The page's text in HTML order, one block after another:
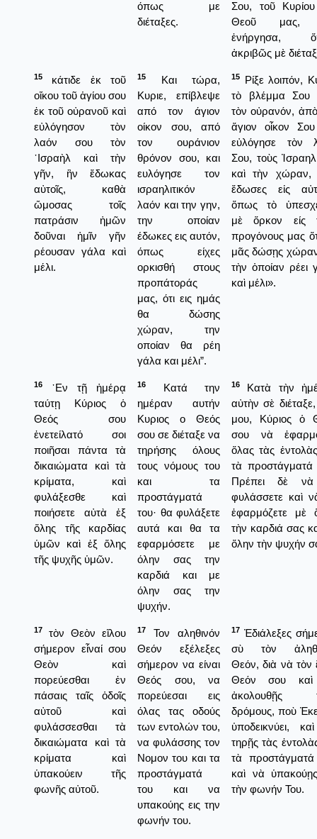
όπως με
διέταξες.
Σου, τοῦ
Θεοῦ μας,
ἐνήργησα,
ἀκριβῶς μὲ
15
κάτιδε ἐκ τοῦ
οἴκου τοῦ ἁγίου σου
ἐκ τοῦ οὐρανοῦ καὶ
εὐλόγησον τὸν
λαόν σου τὸν
᾿Ισραὴλ καὶ τὴν
γῆν, ἣν ἔδωκας
αὐτοῖς, καθὰ
ὤμοσας τοῖς
πατράσιν ἡμῶν
δοῦναι ἡμῖν γῆν
ρέουσαν γάλα καὶ
μέλι.
15
Και τώρα,
Κυριε, επίβλεψε
από τον άγιον
οίκον σου, από
τον ουράνιον
θρόνον σου, και
ευλόγησε τον
ισραηλιτικόν
λαόν και την γην,
την οποίαν
έδωκες εις αυτόν,
όπως είχες
ορκισθή στους
προπάτοράς
μας, ότι εις ημάς
θα δώσης
χώραν, την
οποίαν θα ρέη
γάλα και μέλι”.
15
Ρίξε λοιπόν,
τὸ βλέμμα Σου
τὸν οὐρανόν,
ἅγιον οἶκον
εὐλόγησε τὸν
Σου, τοὺς
καὶ τὴν χώραν,
ἔδωσες εἰς
ὅπως τὸ
μὲ ὅρκον είς
προγόνους μας
μᾶς δώσῃς
τὴν ὁποίαν ρέει
καὶ μέλι».
16
᾿Εν τῇ ἡμέρᾳ
ταύτῃ Κύριος ὁ
Θεός σου
ἐνετείλατό σοι
ποιῆσαι πάντα τὰ
δικαιώματα καὶ τὰ
κρίματα, καὶ
φυλάξεσθε καὶ
ποιήσετε αὐτὰ ἐξ
ὅλης τῆς καρδίας
ὑμῶν καὶ ἐξ ὅλης
τῆς ψυχῆς ὑμῶν.
16
Κατά την
ημέραν αυτήν
Κυριος ο Θεός
σου σε διέταξε να
τηρήσης όλους
τους νόμους του
και τα
προστάγματά
του· θα φυλάξετε
αυτά και θα τα
εφαρμόσετε με
όλην σας την
καρδιά και με
όλην σας την
ψυχήν.
16
Κατὰ τὴν
αὐτὴν σὲ
μου, Κύριος ὁ
σου νὰ
ὅλας τὰς
τὰ προστάγματά
Πρέπει δὲ
φυλάσσετε καὶ
ἐφαρμόζετε μὲ
τὴν καρδιά σας
ὅλην τὴν ψυχήν
17
τὸν Θεὸν εἵλου
σήμερον εἶναί σου
Θεὸν καὶ
πορεύεσθαι ἐν
πάσαις ταῖς ὁδοῖς
αὐτοῦ καὶ
φυλάσσεσθαι τὰ
δικαιώματα καὶ τὰ
κρίματα καὶ
ὑπακούειν τῆς
φωνῆς αὐτοῦ.
17
Τον αληθινόν
Θεόν εξέλεξες
σήμερον να είναι
Θεός σου, να
πορεύεσαι εις
όλας τας οδούς
των εντολών του,
να φυλάσσης τον
Νομον του και τα
προστάγματά
του και να
υπακούης εις την
φωνήν του.
17 Ἐδιάλεξες
σὺ τὸν
Θεόν, διὰ νὰ τὸν
Θεόν σου
ἀκολουθῇς
δρόμους, ποὺ
ὑποδεικνύει,
τηρῇς τὰς
τὰ
καὶ νὰ
τὴν φωνήν Του.